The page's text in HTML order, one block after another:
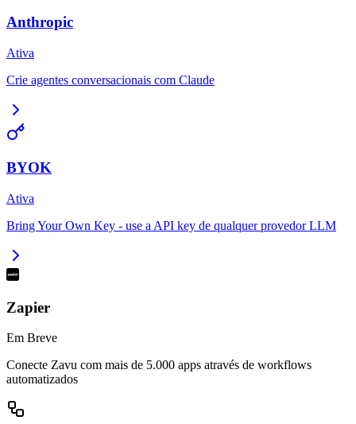
Anthropic
Ativa
Crie agentes conversacionais com Claude
BYOK
Ativa
Bring Your Own Key - use a API key de qualquer provedor LLM
Zapier
Em Breve
Conecte Zavu com mais de 5.000 apps através de workflows
automatizados